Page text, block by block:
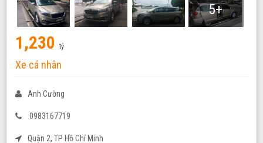
5+
1,230tỷ
Xe cá nhân
Anh Cường
0983167719
Quận 2, TP Hồ Chí Minh